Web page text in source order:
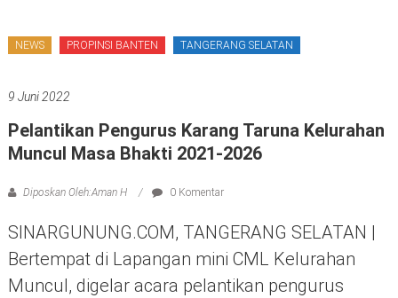
NEWS PROPINSI BANTEN TANGERANG SELATAN
9 Juni 2022
Pelantikan Pengurus Karang Taruna Kelurahan
Muncul Masa Bhakti 2021-2026
Diposkan Oleh:Aman H 0 Komentar
SINARGUNUNG.COM, TANGERANG SELATAN |
Bertempat di Lapangan mini CML Kelurahan
Muncul, digelar acara pelantikan pengurus